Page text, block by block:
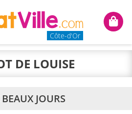
Côte-d'Or
Mon
DE LOUISE
JOURS